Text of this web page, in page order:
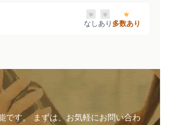
なし あり 多数あり
です。 まずは、お気軽にお問い合わ